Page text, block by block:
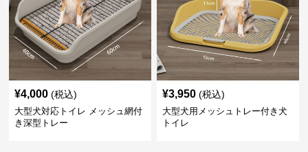
¥4,000 (税込)
大型犬対応トイレ メッシュ網付
き深型トレー
¥3,950 (税込)
大型犬用メッシュトレー付き犬
トイレ